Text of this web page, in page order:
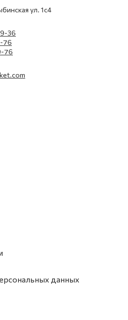
ул. 1с4
36
76
76
данных